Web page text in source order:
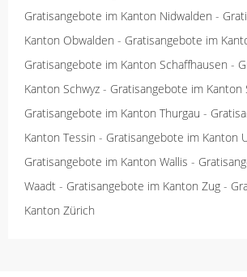
Gratisangebote im Kanton Nidwalden -
Kanton Obwalden - Gratisangebote im
Gratisangebote im Kanton Schaffhausen -
Kanton Schwyz - Gratisangebote im Kanton
Gratisangebote im Kanton Thurgau -
Kanton Tessin - Gratisangebote im Kanton
Gratisangebote im Kanton Wallis -
Waadt - Gratisangebote im Kanton Zug -
Kanton Zürich